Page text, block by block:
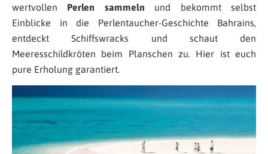
wertvollen Perlen sammeln und bekommt selbst
Einblicke in die Perlentaucher-Geschichte Bahrains,
entdeckt Schiffswracks und schaut den
Meeresschildkröten beim Planschen zu. Hier ist euch
pure Erholung garantiert.